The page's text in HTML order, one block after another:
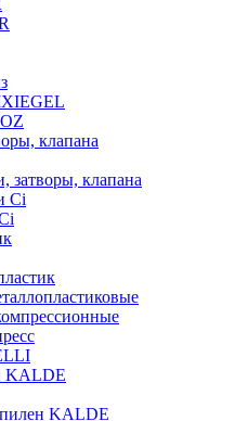
клапана
затворы, клапана
Ci
KALDE
KALDE